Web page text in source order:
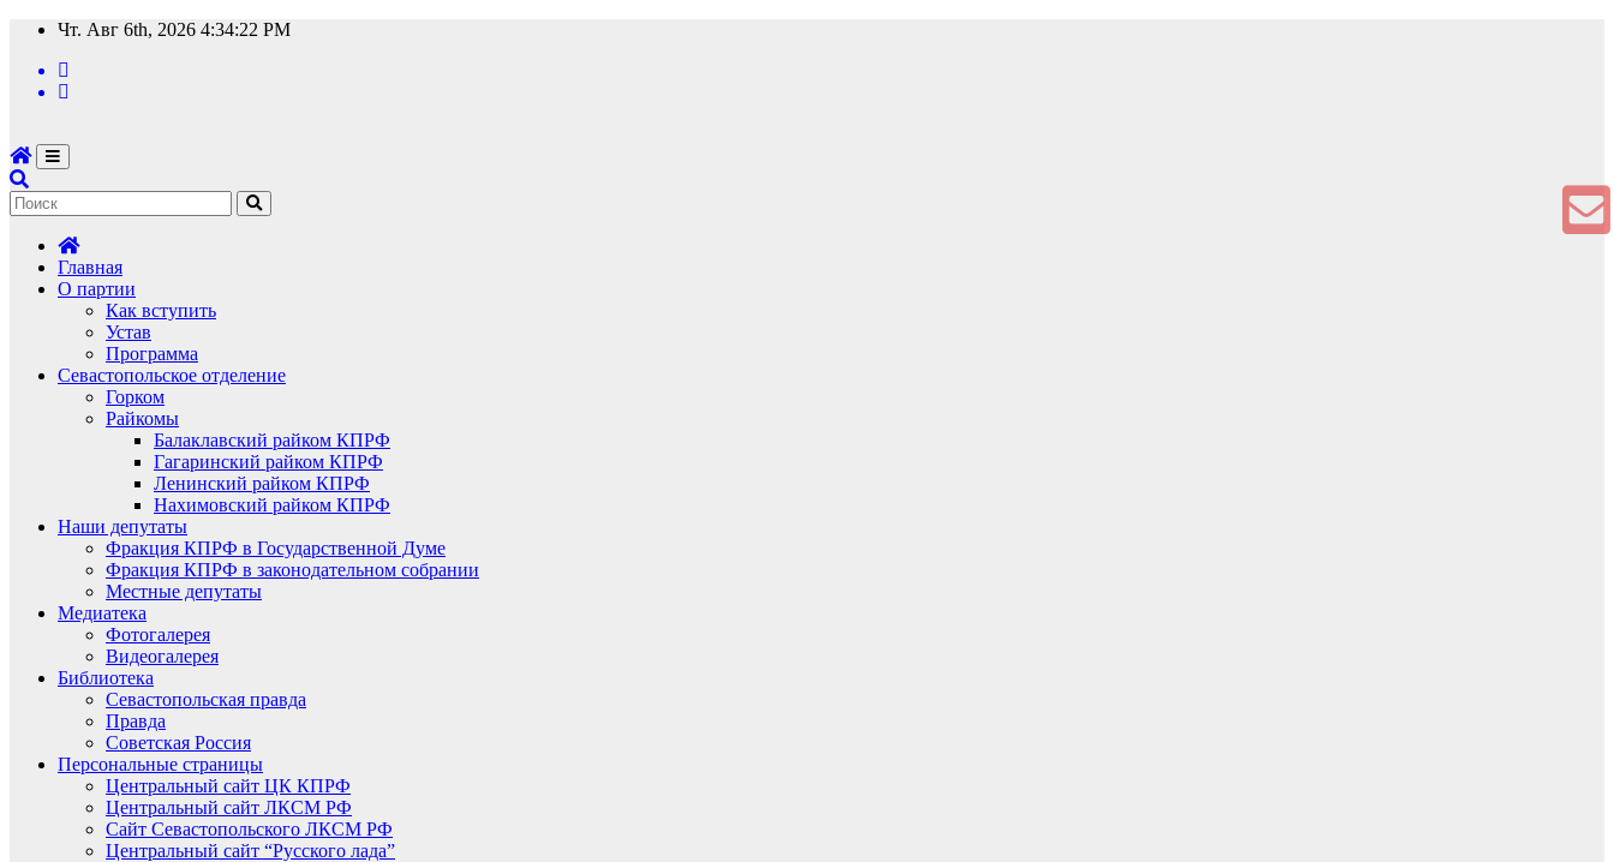
Перейти
содержимому
Чт. Авг 6th, 2026 4:34:22 PM
Главная
О партии
Как вступить
Устав
Программа
Севастопольское отделение
Горком
Райкомы
Балаклавский райком КПРФ
Гагаринский райком КПРФ
Ленинский райком КПРФ
Нахимовский райком КПРФ
Наши депутаты
Фракция КПРФ в Государственной Думе
Фракция КПРФ в законодательном собрании
Местные депутаты
Медиатека
Фотогалерея
Видеогалерея
Библиотека
Севастопольская правда
Правда
Советская Россия
Персональные страницы
Центральный сайт ЦК КПРФ
Центральный сайт ЛКСМ РФ
Сайт Севастопольского ЛКСМ РФ
Центральный сайт “Русского лада”